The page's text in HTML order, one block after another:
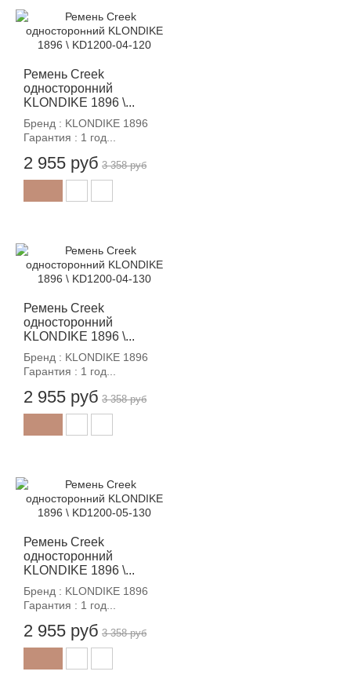
Ремень Creek
односторонний
KLONDIKE 1896 \...
Бренд : KLONDIKE 1896
Гарантия : 1 год...
2 955 руб 3 358 руб
Ремень Creek
односторонний
KLONDIKE 1896 \...
Бренд : KLONDIKE 1896
Гарантия : 1 год...
2 955 руб 3 358 руб
Ремень Creek
односторонний
KLONDIKE 1896 \...
Бренд : KLONDIKE 1896
Гарантия : 1 год...
2 955 руб 3 358 руб